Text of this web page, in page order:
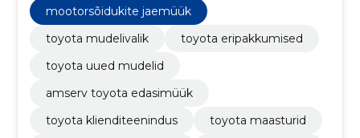
parimad lahendused, mis ületaksid kliendi ootusi.
mootorsõidukite jaemüük
toyota mudelivalik
toyota eripakkumised
toyota uued mudelid
amserv toyota edasimüük
toyota klienditeenindus
toyota maasturid